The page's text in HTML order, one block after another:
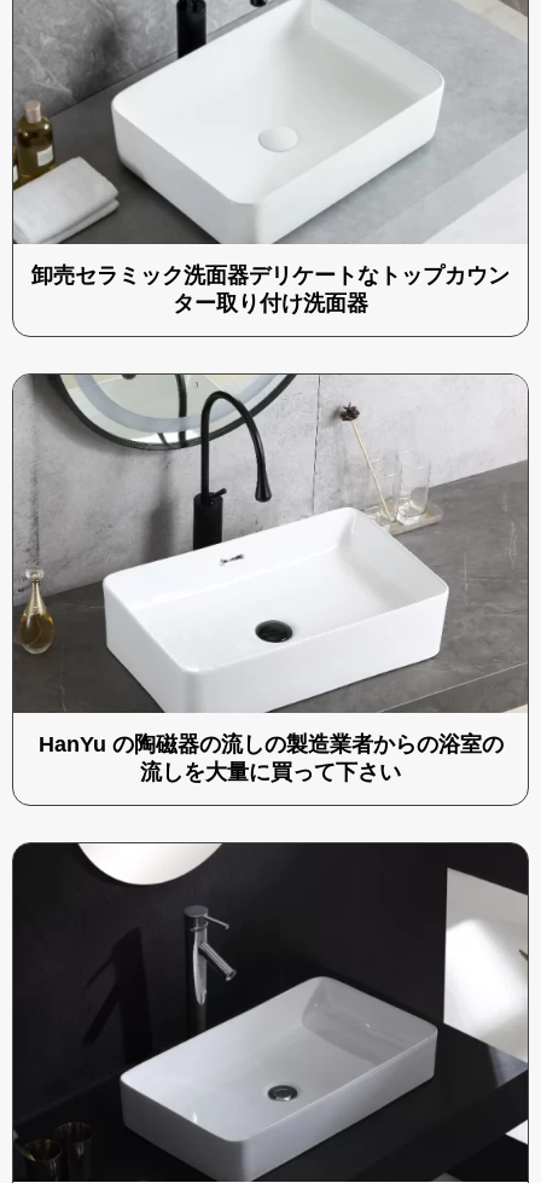
卸売セラミック洗面器デリケートなトップカウン
ター取り付け洗面器
HanYu の陶磁器の流しの製造業者からの浴室の
流しを大量に買って下さい